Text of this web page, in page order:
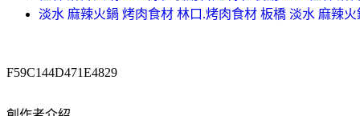
淡水 麻辣火鍋 烤肉食材 林口.烤肉食材 板橋 淡水 麻辣火
F59C144D471E4829